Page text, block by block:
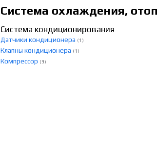
Система охлаждения,
Система кондиционирования
Датчики кондиционера (1)
Клапны кондиционера (1)
Компрессор (9)